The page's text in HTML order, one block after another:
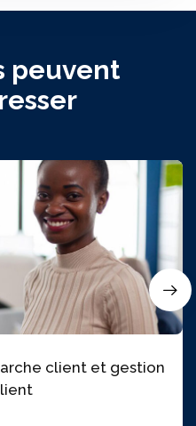
peuvent
client et gestion